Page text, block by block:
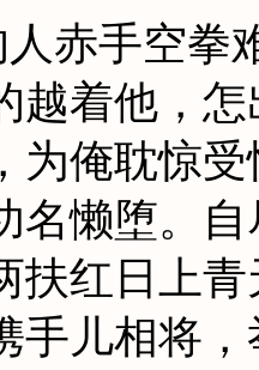
赤手空拳
越着他，
为俺耽惊
名懒堕。
扶红日上
手儿相将